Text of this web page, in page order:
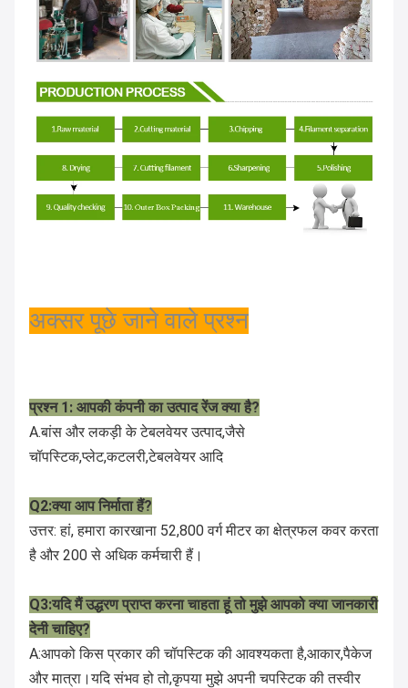
अक्सर पूछे जाने वाले प्रश्न
प्रश्न 1: आपकी कंपनी का उत्पाद रेंज क्या है?
A.बांस और लकड़ी के टेबलवेयर उत्पाद,जैसे
चॉपस्टिक,प्लेट,कटलरी,टेबलवेयर आदि
Q2:क्या आप निर्माता हैं?
उत्तर: हां, हमारा कारखाना 52,800 वर्ग मीटर का क्षेत्रफल कवर करता
है और 200 से अधिक कर्मचारी हैं।
Q3:यदि मैं उद्धरण प्राप्त करना चाहता हूं तो मुझे आपको क्या जानकारी
देनी चाहिए?
A:आपको किस प्रकार की चॉपस्टिक की आवश्यकता है,आकार,पैकेज
और मात्रा।यदि संभव हो तो,कृपया मुझे अपनी चपस्टिक की तस्वीर